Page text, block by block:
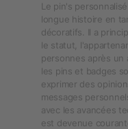
Le pin's
longue histoire en
décoratifs. Il a
le statut,
personnes après un
les pins et badges
exprimer des
messages
avec les avancées
est devenue